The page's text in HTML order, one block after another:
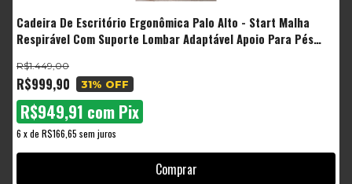
Cadeira De Escritório Ergonômica Palo Alto - Start Malha
Respirável Com Suporte Lombar Adaptável Apoio Para Pés
R$999,90
R$1.449,00
31% OFF
6 xde R$166,65 sem juros
R$949,91 com Pix